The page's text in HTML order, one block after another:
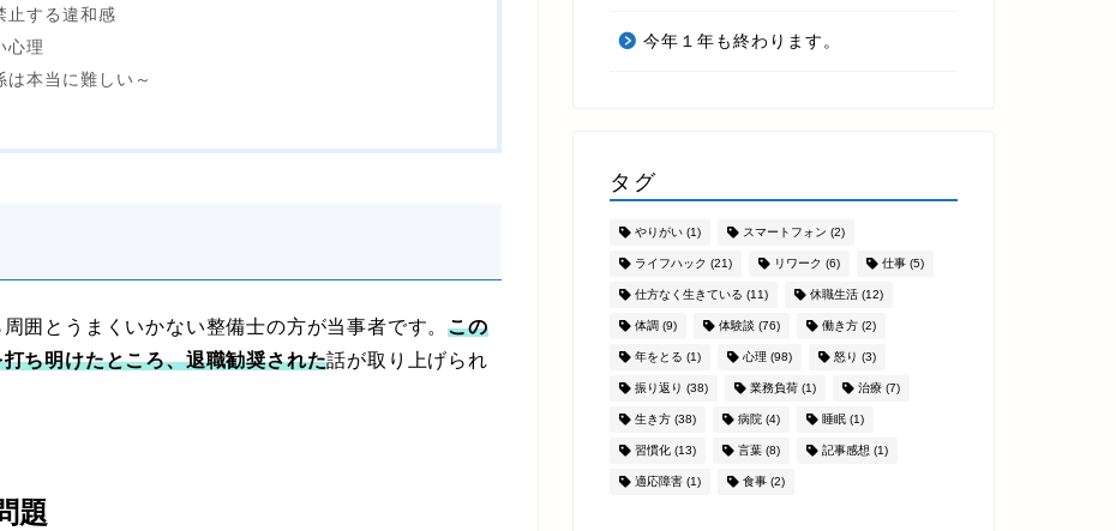
止する違和感
心理
本当に難しい～
囲とうまくいかない整備士の方が当事者です。この
ち明けたところ、退職勧奨された話が取り上げられ
題
今年１年も終わります。
タグ
やりがい(1) スマートフォン (2)
ライフハック (21) リワーク (6) 仕事(5)
仕方なく生きている (11) 休職生活(12)
体調 (9) 体験談 (76) 働き方(2)
年をとる (1) 心理 (98) 怒り (3)
振り返り (38) 業務負荷(1) 治療(7)
生き方(38) 病院(4) 睡眠(1)
習慣化(13) 言葉(8) 記事感想 (1)
適応障害(1) 食事(2)